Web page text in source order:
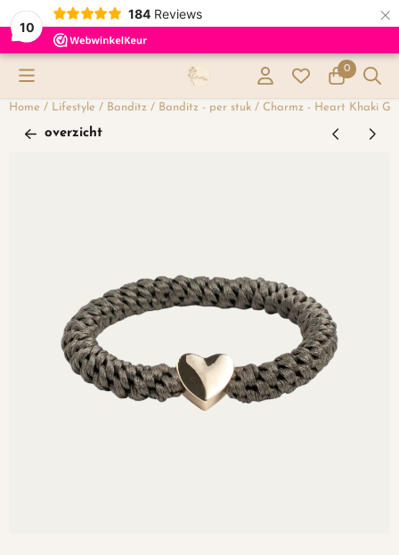
10
184 Reviews ×
Cookievoorkeuren zijn momenteel gesloten.
0
Home / Lifestyle / Banditz / Banditz - per stuk / Charmz - Heart Khaki
overzicht